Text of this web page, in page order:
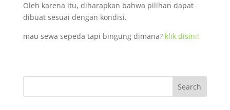
Oleh karena itu, diharapkan bahwa pilihan dapat
dibuat sesuai dengan kondisi.
mau sewa sepeda tapi bingung dimana?klik disini!